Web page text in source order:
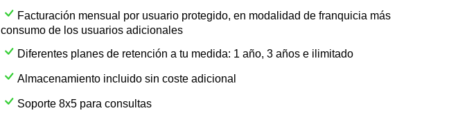
Facturación mensual por usuario protegido, en modalidad de franquicia más
consumo de los usuarios adicionales
Diferentes planes de retención a tu medida: 1 año, 3 años e ilimitado
Almacenamiento incluido sin coste adicional
Soporte 8x5 para consultas